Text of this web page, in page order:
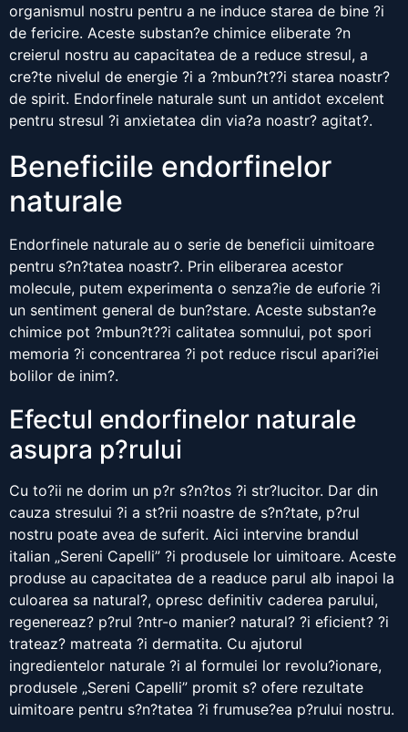
organismul nostru pentru a ne induce starea de bine ?i
de fericire. Aceste substan?e chimice eliberate ?n
creierul nostru au capacitatea de a reduce stresul, a
cre?te nivelul de energie ?i a ?mbun?t??i starea noastr?
de spirit. Endorfinele naturale sunt un antidot excelent
pentru stresul ?i anxietatea din via?a noastr? agitat?.
Beneficiile endorfinelor
naturale
Endorfinele naturale au o serie de beneficii uimitoare
pentru s?n?tatea noastr?. Prin eliberarea acestor
molecule, putem experimenta o senza?ie de euforie ?i
un sentiment general de bun?stare. Aceste substan?e
chimice pot ?mbun?t??i calitatea somnului, pot spori
memoria ?i concentrarea ?i pot reduce riscul apari?iei
bolilor de inim?.
Efectul endorfinelor naturale
asupra p?rului
Cu to?ii ne dorim un p?r s?n?tos ?i str?lucitor. Dar din
cauza stresului ?i a st?rii noastre de s?n?tate, p?rul
nostru poate avea de suferit. Aici intervine brandul
italian „Sereni Capelli” ?i produsele lor uimitoare. Aceste
produse au capacitatea de a readuce parul alb inapoi la
culoarea sa natural?, opresc definitiv caderea parului,
regenereaz? p?rul ?ntr-o manier? natural? ?i eficient? ?i
trateaz? matreata ?i dermatita. Cu ajutorul
ingredientelor naturale ?i al formulei lor revolu?ionare,
produsele „Sereni Capelli” promit s? ofere rezultate
uimitoare pentru s?n?tatea ?i frumuse?ea p?rului nostru.